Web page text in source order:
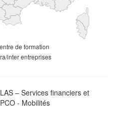
de formation
inter entreprises
– Services financiers et
- Mobilités